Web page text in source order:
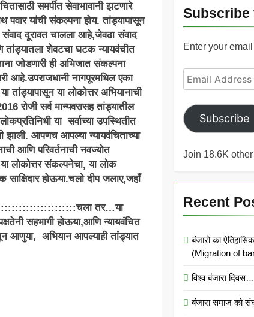
समर्पीत सेवाभावानी झटणारे
पवार यांची संकल्पना होय. तांड्यापासून
दूरावत चालला आहे,जेवढा संवाद
तांड्यातला शेवटचा घटक न्यायवंचीत
जोडणारी ही अभिजात संकल्पना
आहे.उपराजधानी नागपूरमधिल एका
तांड्यापासून या लोकोत्तर अभियानाची
रोजी सर्व मान्यवरासह तांड्यातील
या सर्वाच्या उपस्थितीत
झाली. आपणच आपल्या न्यायवंचिताच्या
आणि परिवर्तनाची नवज्योत
या लोकोत्तर संकल्पनेचा, या लोक
साक्षिदार होऊया.चलो दीप जलाए,जहॉं
तर…या
सहभागी होऊया,आणि न्यायवंचित
आणुया, अभियान आपल्याही तांड्यात
Subscribe
Enter your
Email
Address
Subscribe
Join 18.6K
Recent
बंजारो का
(Migration of
विश्व बंजारा
बंजारा समाज को